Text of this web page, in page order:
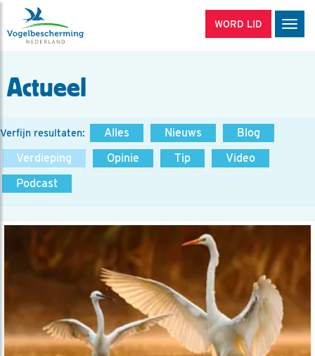
WORD LID
Actueel
Verfijn resultaten: Alles Nieuws
Blog
Verdieping
Opinie Tip
Video
Podcast